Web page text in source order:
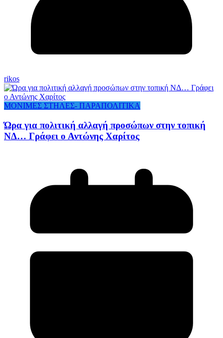
rikos
ΜΟΝΙΜΕΣ ΣΤΗΛΕΣ- ΠΑΡΑΠΟΛΙΤΙΚΑ
Ώρα για πολιτική αλλαγή προσώπων στην τοπική
ΝΔ… Γράφει ο Αντώνης Χαρίτος